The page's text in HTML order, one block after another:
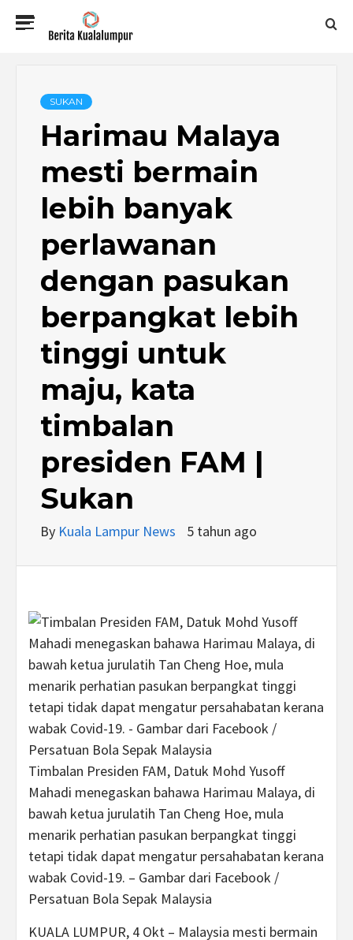
BERITA
KUALALUMPUR
SUKAN
Harimau Malaya
mesti bermain
lebih banyak
perlawanan
dengan pasukan
berpangkat lebih
tinggi untuk
maju, kata
timbalan
presiden FAM |
Sukan
By Kuala Lampur News 5 tahun ago
Timbalan Presiden FAM, Datuk Mohd Yusoff
Mahadi menegaskan bahawa Harimau Malaya, di
bawah ketua jurulatih Tan Cheng Hoe, mula
menarik perhatian pasukan berpangkat tinggi
tetapi tidak dapat mengatur persahabatan kerana
wabak Covid-19. – Gambar dari Facebook /
Persatuan Bola Sepak Malaysia
KUALA LUMPUR, 4 Okt – Malaysia mesti bermain